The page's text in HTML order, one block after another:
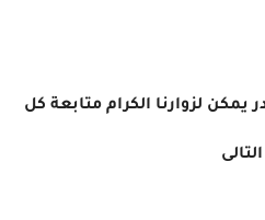
لزوارنا الكرام متابعة كل